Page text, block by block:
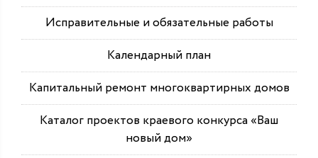
Исправительные и обязательные работы
Календарный план
Капитальный ремонт многоквартирных домов
Каталог проектов краевого конкурса «Ваш
новый дом»